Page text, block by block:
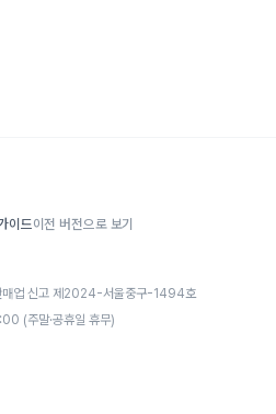
이드이전 버전으로 보기
업 신고 제2024-서울중구-1494호
(주말·공휴일 휴무)